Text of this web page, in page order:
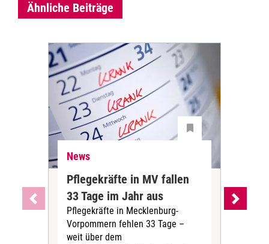
Ähnliche Beiträge
News
Pflegekräfte in MV fallen
33 Tage im Jahr aus
Pflegekräfte in Mecklenburg-
Vorpommern fehlen 33 Tage –
weit über dem